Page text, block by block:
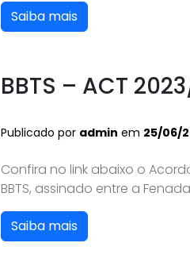
Saiba mais
BBTS – ACT
Publicado por admin em 25/06/
Confira no link abaixo o
BBTS, assinado entre a
Saiba mais